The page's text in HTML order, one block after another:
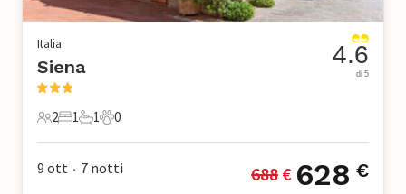
Italia
Siena
2 Ospiti
2
1 Camera da letto
1
1 Bagno
1
0 Animali domestici
0
4.6
di 5
9 ott • 7 notti 688 € 628 €